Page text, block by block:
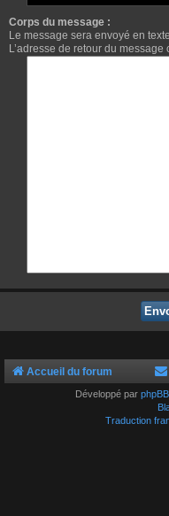
Corps du message :
Le message sera envoyé en
L’adresse de retour du
Accueil du forum
Développé par phpBB
Traduction